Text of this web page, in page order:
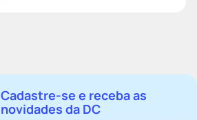
Cadastre-se e receba as
novidades da DC